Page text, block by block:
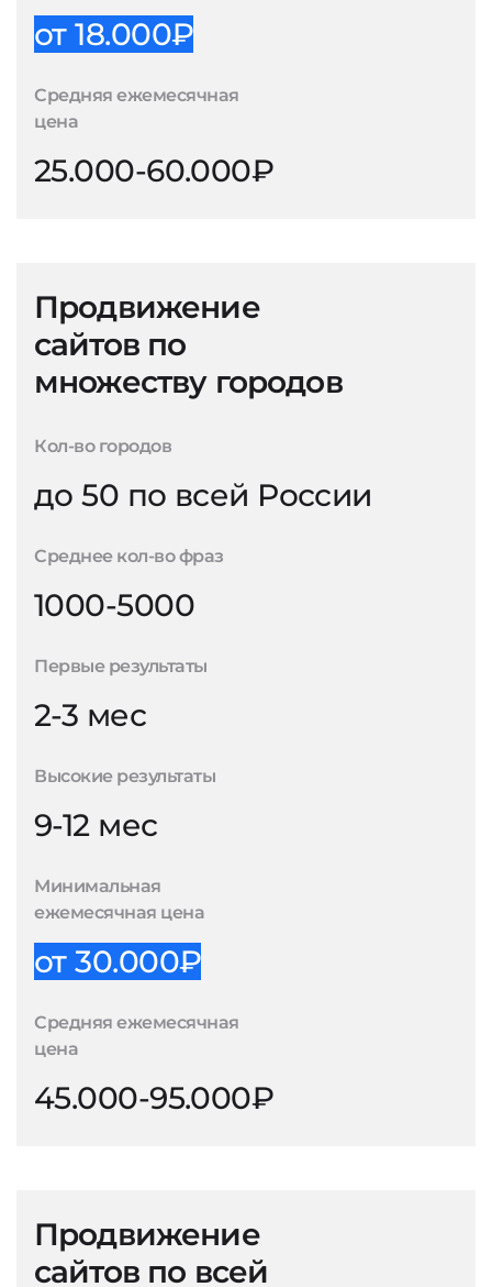
от 18.000₽
Средняя ежемесячная
цена
25.000-60.000₽
Продвижение
сайтов по
множеству городов
Кол-во городов
до 50 по всей России
Среднее кол-во фраз
1000-5000
Первые результаты
2-3 мес
Высокие результаты
9-12 мес
Минимальная
ежемесячная цена
от 30.000₽
Средняя ежемесячная
цена
45.000-95.000₽
Продвижение
сайтов по всей